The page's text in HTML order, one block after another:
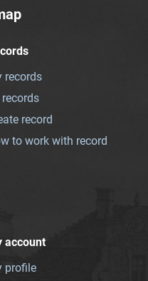
records
record
to work with record
account
profile